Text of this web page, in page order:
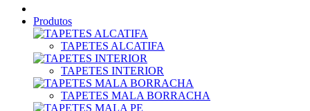
Produtos
TAPETES ALCATIFA
TAPETES INTERIOR
TAPETES MALA BORRACHA